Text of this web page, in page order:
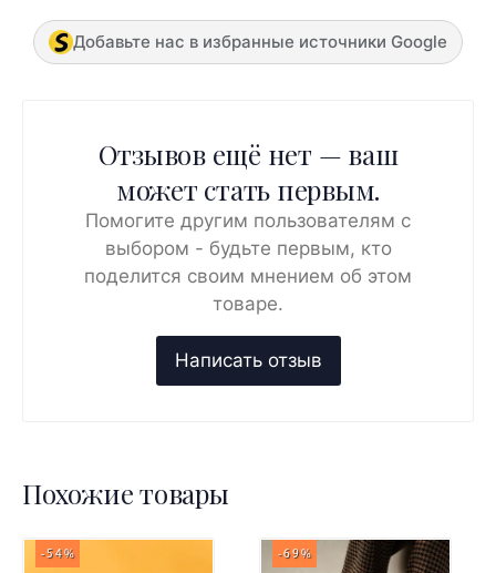
Добавьте нас в избранные источники Google
Отзывов ещё нет — ваш
может стать первым.
Помогите другим пользователям с
выбором - будьте первым, кто
поделится своим мнением об этом
товаре.
Похожие товары
-54% -69%